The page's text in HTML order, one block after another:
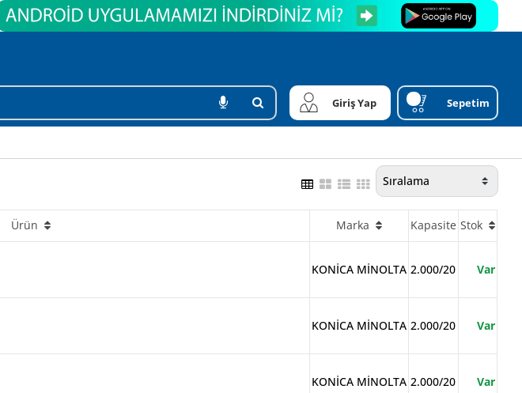
Giriş Yap Sepetim
Ürün Marka Kapasite Stok
KONİCA MİNOLTA 2.000/20 Var
KONİCA MİNOLTA 2.000/20 Var
KONİCA MİNOLTA 2.000/20 Var